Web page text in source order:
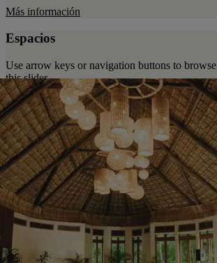
Más información
Espacios
Use arrow keys or navigation buttons to
this slider